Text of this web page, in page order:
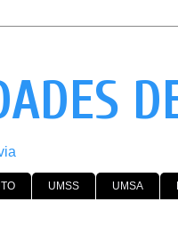
UMSS UMSA